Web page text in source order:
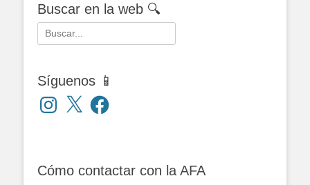
Buscar en la web 🔍
Buscar:
Síguenos 📱
Instagram
X Facebook
Cómo contactar con la AFA